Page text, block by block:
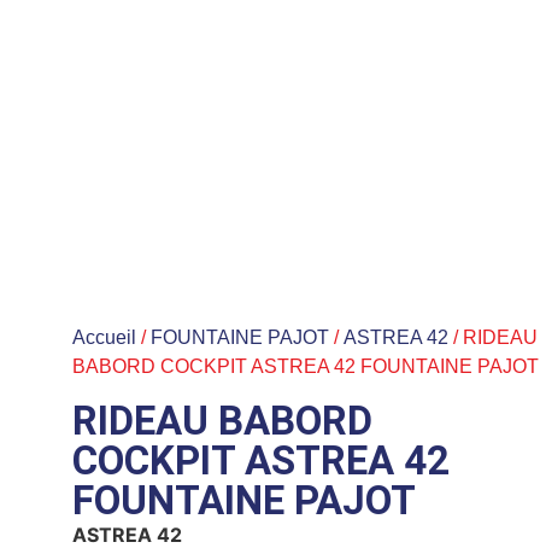
Accueil / FOUNTAINE PAJOT /ASTREA 42 / RIDEAU
BABORD COCKPIT ASTREA 42 FOUNTAINE PAJOT
RIDEAU BABORD
COCKPIT ASTREA 42
FOUNTAINE PAJOT
ASTREA 42